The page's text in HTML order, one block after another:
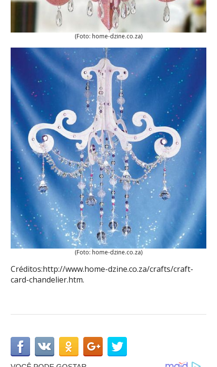
(Foto: home-dzine.co.za)
(Foto: home-dzine.co.za)
Créditos:http://www.home-dzine.co.za/crafts/craft-
card-chandelier.htm.